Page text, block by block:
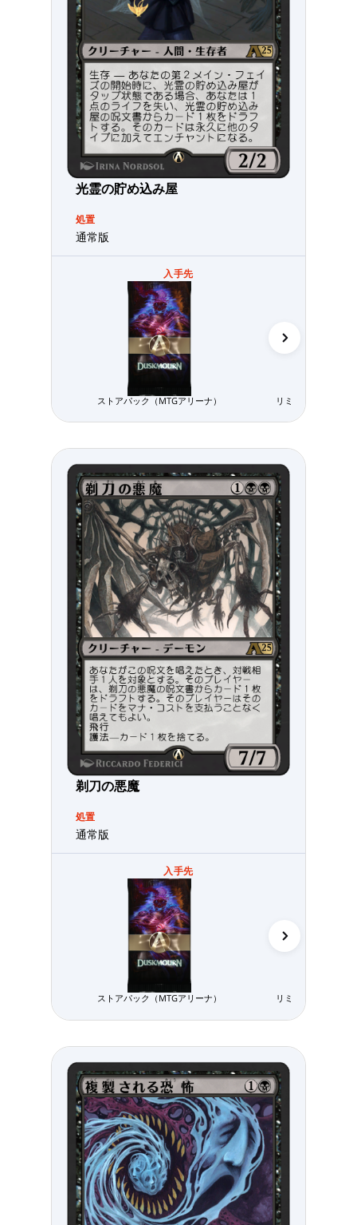
光霊の貯め込み屋
処置
通常版
入手先
ストアパック（MTGアリーナ） リミテッド用パッ
剃刀の悪魔
処置
通常版
入手先
ストアパック（MTGアリーナ） リミテッド用パッ